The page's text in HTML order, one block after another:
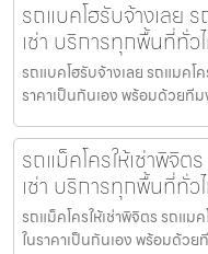
รถแบคโฮรับจ้างเลย
เช่า บริการทุกพื้นที่ทั่ว
รถแบคโฮรับจ้างเลย รถแมคโ
ราคาเป็นกันเอง พร้อมด้วยที
รถแม็คโครให้เช่าพิจิต
เช่า บริการทุกพื้นที่ทั่ว
รถแม็คโครให้เช่าพิจิตร รถแม
ในราคาเป็นกันเอง พร้อมด้ว